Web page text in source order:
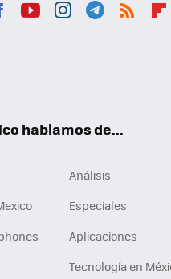
hablamos de...
Análisis
Especiales
Aplicaciones
Tecnología en